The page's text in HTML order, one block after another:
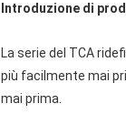
Introduzione di
La serie del TCA
più facilmente mai
mai prima.